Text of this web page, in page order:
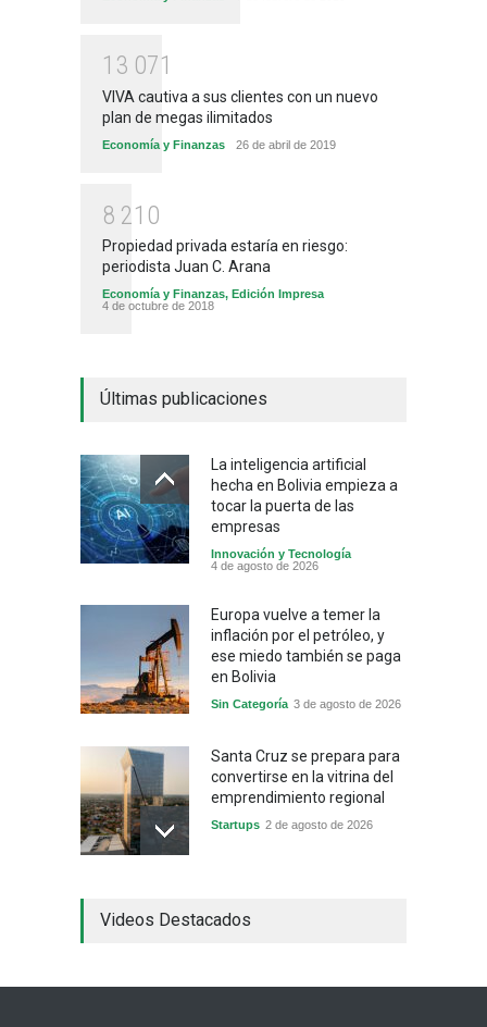
1 3 071
VIVA cautiva a sus clientes con un nuevo
plan de megas ilimitados
Economía y Finanzas 26 de abril de 2019
8 21 0
Propiedad privada estaría en riesgo:
periodista Juan C. Arana
Economía y Finanzas, Edición Impresa
4 de octubre de 2018
Últimas publicaciones
La inteligencia artificial
hecha en Bolivia empieza a
tocar la puerta de las
empresas
Innovación y Tecnología
4 de agosto de 2026
Europa vuelve a temer la
inflación por el petróleo, y
ese miedo también se paga
en Bolivia
Sin Categoría 3 de agosto de 2026
Santa Cruz se prepara para
convertirse en la vitrina del
emprendimiento regional
Startups 2 de agosto de 2026
industrial y el golpe puede
Sin Categoría 1 de agosto de 2026
Videos Destacados